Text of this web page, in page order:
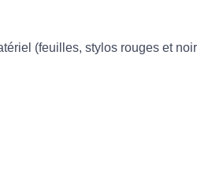
(feuilles, stylos rouges et